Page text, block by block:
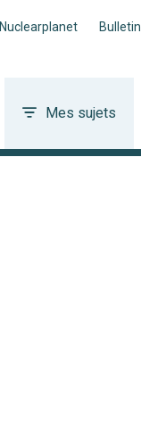
Nuclearplanet Bulletin
Mes sujets